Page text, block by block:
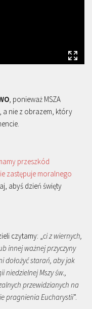
, ponieważ MSZA
a nie z obrazem, który
przeszkód
zastępuje moralnego
abyś dzień święty
czytamy: „ ci z wiernych,
innej ważnej przyczyny
dołożyć starań, aby jak
niedzielnej Mszy św.,
przewidzianych na
pragnienia Eucharystii”.